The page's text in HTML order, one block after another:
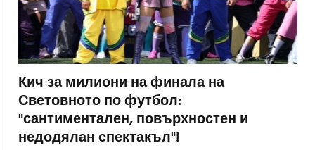
Кич за милиони на финала на
Световното по футбол:
"сантиментален, повърхностен и
недодялан спектакъл"!